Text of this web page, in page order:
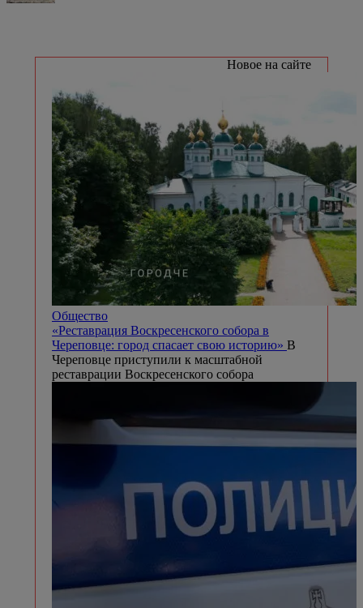
Новое на сайте
Общество
«Реставрация Воскресенского собора в
Череповце: город спасает свою историю» В
Череповце приступили к масштабной
реставрации Воскресенского собора